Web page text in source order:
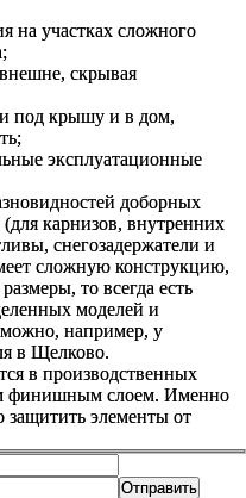
на участках сложного
скрывая
под крышу и в дом,
эксплуатационные
доборных
карнизов, внутренних
снегозадержатели и
сложную конструкцию,
то всегда есть
моделей и
можно, например, у
в Щелково.
в производственных
финишным слоем. Именно
защитить элементы от